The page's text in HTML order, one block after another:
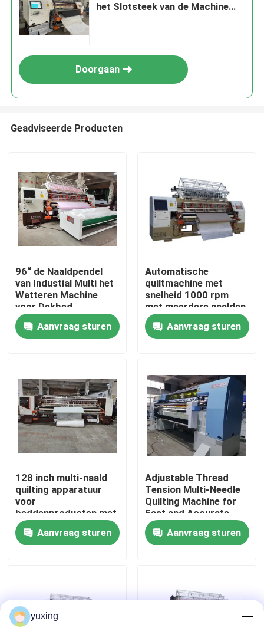
Thuis
Producten
VR-show
Over Ons
Fabriekstour
Kwaliteitscontrole
Gevallen
het Slotsteek van de Machine
Doorgaan
Geadviseerde Producten
96“ de Naaldpendel
van Industial Multi het
Watteren Machine
voor Dekbed
Aanvraag sturen
Automatische
quiltmachine met
snelheid 1000 rpm
met meerdere naalden
voor de productie van
beddekken
Aanvraag sturen
128 inch multi-naald
quilting apparatuur
voor
beddenproducten met
1400rpm snelheid
Aanvraag sturen
Adjustable Thread
Tension Multi-Needle
Quilting Machine for
Fast and Accurate
Quilting
Aanvraag sturen
yuxing